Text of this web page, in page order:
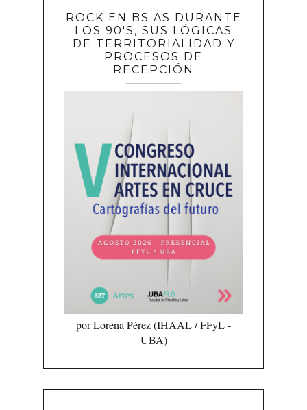
ROCK EN BS AS DURANTE
LOS 90'S, SUS LÓGICAS
DE TERRITORIALIDAD Y
PROCESOS DE
RECEPCIÓN
por Lorena Pérez (IHAAL / FFyL -
UBA)